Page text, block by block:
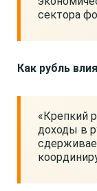
сектора
Как рубль
«Крепкий
доходы в